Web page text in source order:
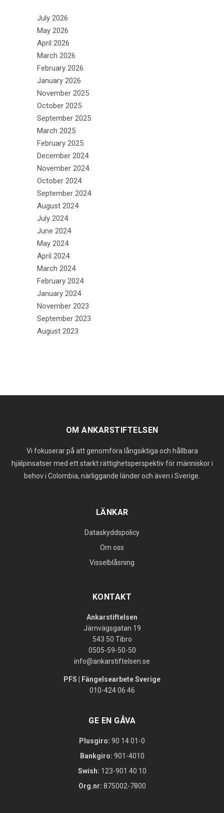
July 2026
May 2026
April 2026
March 2026
February 2026
January 2026
November 2025
October 2025
September 2025
March 2025
February 2025
December 2024
November 2024
October 2024
September 2024
August 2024
July 2024
June 2024
May 2024
April 2024
March 2024
February 2024
January 2024
November 2023
September 2023
August 2023
OM ANKARSTIFTELSEN
Vi fokuserar på att genomföra långsiktiga och hållbara
hjälpinsatser med ett starkt rättighetsperspektiv för människor i
behov i Colombia, närliggande länder och även i Sverige.
LÄNKAR
Dataskyddspolicy
Om oss
Visselblåsning
KONTAKT
Ankarstiftelsen
Järnvägsgatan 19
543 50 Tibro
0505-59-50-50
info@ankarstiftelsen.se
PFS | Fängelsearbete Sverige
010-424 06 46
GE EN GÅVA
Plusgiro: 90 14 01-0
Bankgiro: 901-4010
Swish: 123-901 40 10
Org.nr: 875002-7800